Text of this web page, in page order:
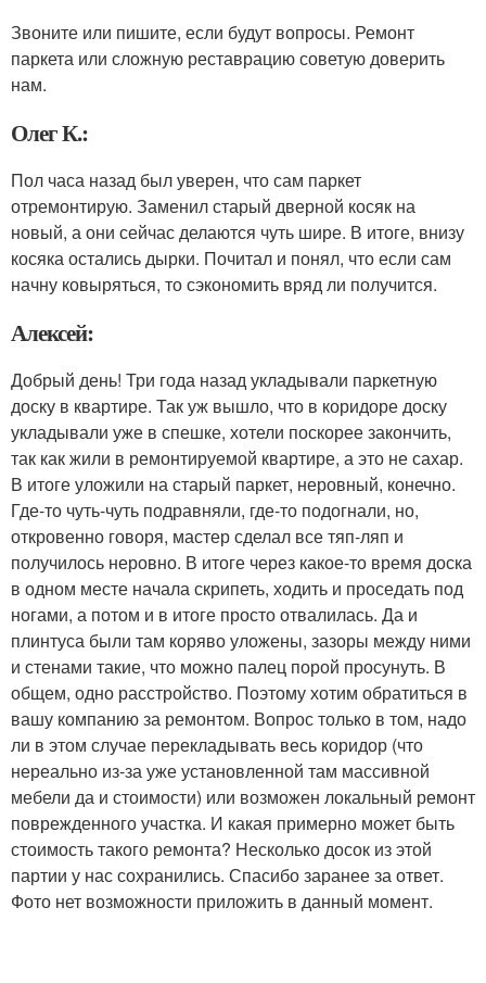
Звоните или пишите, если будут вопросы. Ремонт
паркета или сложную реставрацию советую доверить
нам.
Олег К.:
Пол часа назад был уверен, что сам паркет
отремонтирую. Заменил старый дверной косяк на
новый, а они сейчас делаются чуть шире. В итоге, внизу
косяка остались дырки. Почитал и понял, что если сам
начну ковыряться, то сэкономить вряд ли получится.
Алексей:
Добрый день! Три года назад укладывали паркетную
доску в квартире. Так уж вышло, что в коридоре доску
укладывали уже в спешке, хотели поскорее закончить,
так как жили в ремонтируемой квартире, а это не сахар.
В итоге уложили на старый паркет, неровный, конечно.
Где-то чуть-чуть подравняли, где-то подогнали, но,
откровенно говоря, мастер сделал все тяп-ляп и
получилось неровно. В итоге через какое-то время доска
в одном месте начала скрипеть, ходить и проседать под
ногами, а потом и в итоге просто отвалилась. Да и
плинтуса были там коряво уложены, зазоры между ними
и стенами такие, что можно палец порой просунуть. В
общем, одно расстройство. Поэтому хотим обратиться в
вашу компанию за ремонтом. Вопрос только в том, надо
ли в этом случае перекладывать весь коридор (что
нереально из-за уже установленной там массивной
мебели да и стоимости) или возможен локальный ремонт
поврежденного участка. И какая примерно может быть
стоимость такого ремонта? Несколько досок из этой
партии у нас сохранились. Спасибо заранее за ответ.
Фото нет возможности приложить в данный момент.